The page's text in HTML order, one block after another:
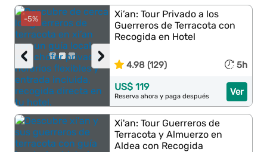
-5%
›
‹
Xi’an: Tour Privado a los
Guerreros de Terracota con
Recogida en Hotel
4.98 (129) 5h
Ver
US$ 119
Reserva ahora y paga después
Xi'an: Tour Guerreros de
Terracota y Almuerzo en
Aldea con Recogida